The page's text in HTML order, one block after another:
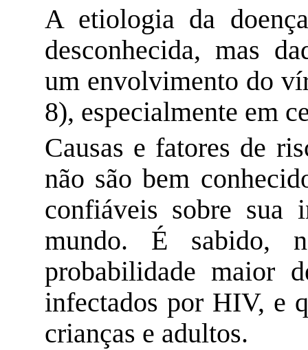
A etiologia da
desconhecida, mas
um envolvimento do
8), especialmente em
Causas e fatores de
não são bem
confiáveis sobre sua
mundo. É sabido,
probabilidade maior
infectados por HIV, e
crianças e adultos.